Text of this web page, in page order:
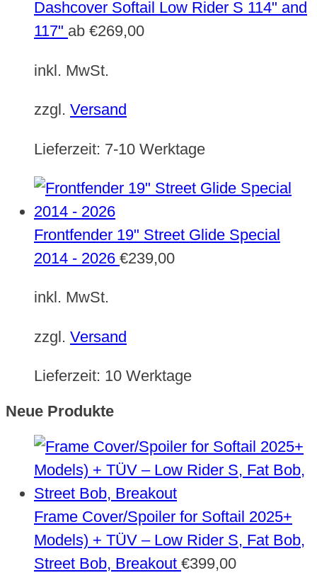
Dashcover Softail Low Rider S 114" and
117" ab €269,00
inkl. MwSt.
zzgl. Versand
Lieferzeit: 7-10 Werktage
Frontfender 19" Street Glide Special
2014 - 2026 €239,00
inkl. MwSt.
zzgl. Versand
Lieferzeit: 10 Werktage
Neue Produkte
Frame Cover/Spoiler for Softail 2025+
Models) + TÜV – Low Rider S, Fat Bob,
Street Bob, Breakout €399,00